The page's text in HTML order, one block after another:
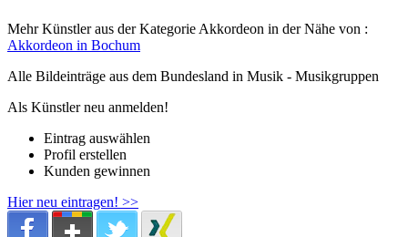
Mehr Künstler aus der Kategorie Akkordeon in der Nähe von :
Akkordeon in Bochum
Alle Bildeinträge aus dem Bundesland in Musik - Musikgruppen
Als Künstler neu anmelden!
Eintrag auswählen
Profil erstellen
Kunden gewinnen
Hier neu eintragen! >>